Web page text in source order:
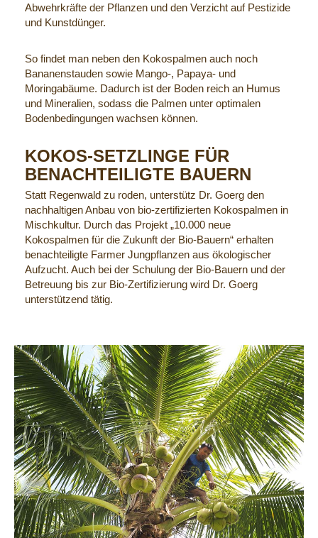
Abwehrkräfte der Pflanzen und den Verzicht auf Pestizide
und Kunstdünger.
So findet man neben den Kokospalmen auch noch
Bananenstauden sowie Mango-, Papaya- und
Moringabäume. Dadurch ist der Boden reich an Humus
und Mineralien, sodass die Palmen unter optimalen
Bodenbedingungen wachsen können.
KOKOS-SETZLINGE FÜR
BENACHTEILIGTE BAUERN
Statt Regenwald zu roden, unterstütz Dr. Goerg den
nachhaltigen Anbau von bio-zertifizierten Kokospalmen in
Mischkultur. Durch das Projekt „10.000 neue
Kokospalmen für die Zukunft der Bio-Bauern“ erhalten
benachteiligte Farmer Jungpflanzen aus ökologischer
Aufzucht. Auch bei der Schulung der Bio-Bauern und der
Betreuung bis zur Bio-Zertifizierung wird Dr. Goerg
unterstützend tätig.